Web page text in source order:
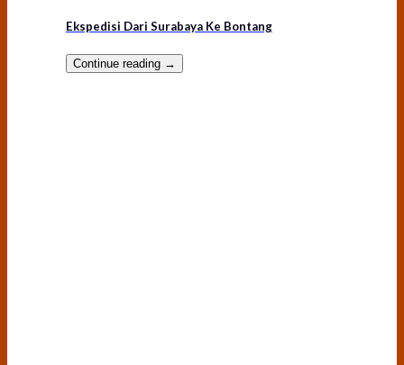
Ekspedisi Dari Surabaya Ke Bontang
Continue reading →